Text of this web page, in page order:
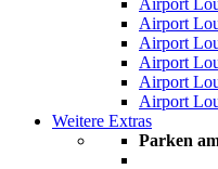
Airport
Airport
Airport
Airport
Airport
Airport
Weitere Extras
Parken